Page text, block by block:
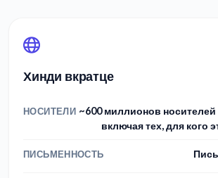
Хинди вкратце
НОСИТЕЛИ ~600 миллионов
включая тех, для кого
ПИСЬМЕННОСТЬ